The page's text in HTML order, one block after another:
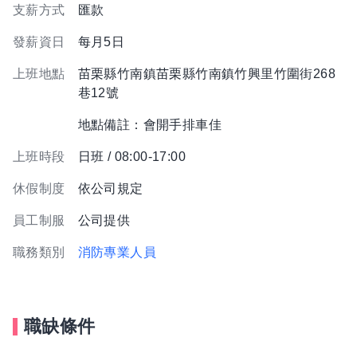
支薪方式 匯款
發薪資日 每月5日
上班地點
苗栗縣竹南鎮苗栗縣竹南鎮竹興里竹圍街268
巷12號
地點備註：會開手排車佳
上班時段 日班 / 08:00-17:00
休假制度 依公司規定
員工制服 公司提供
職務類別 消防專業人員
職缺條件